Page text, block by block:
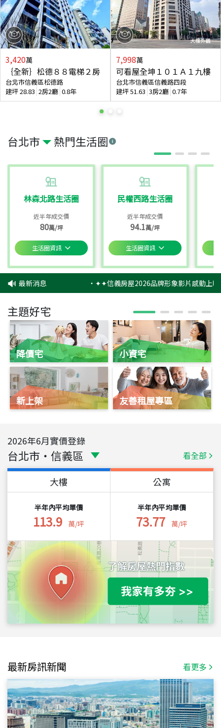
台北市 熱門生活圈
林森北路生活圈
近半年成交價
80萬/坪
生活圈資訊
民權西路生活圈
近半年成交價
94.1萬/坪
生活圈資訊
3,420萬
｛全新｝松德８８電梯２房
台北市信義區松德路
建坪28.83 2房2廳 0.8年
7,998萬
可看屋全坤１０１Ａ１九樓
台北市信義區信義路四段
建坪51.63 3房2廳 0.7年
最新消息 ‧✦✦信義房屋2026品牌形象影片感動上
主題好宅
降價宅
新上架
小資宅
友善租屋專區
2026年6月實價登錄
台北市 ・ 信義區 看全部
大樓
半年內平均單價
113.9 萬/坪
公寓
半年內平均單價
73.77 萬/坪
最新房訊新聞 看更多